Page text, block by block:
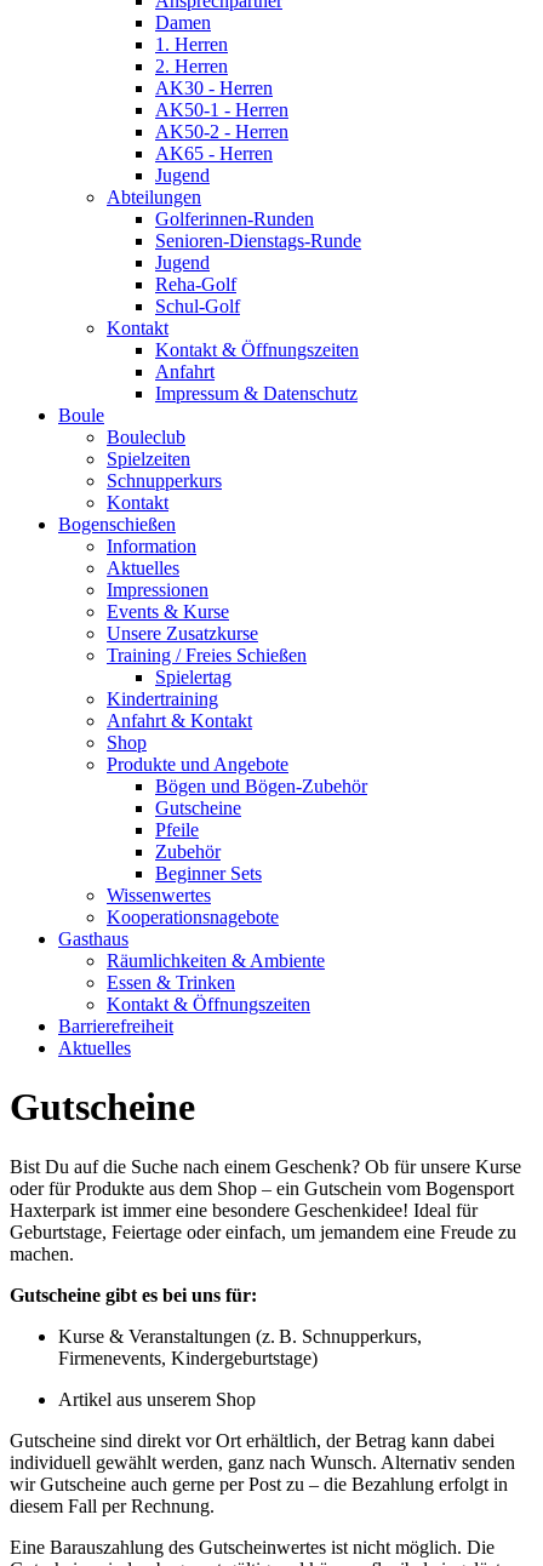
Damen
1. Herren
2. Herren
AK30 - Herren
AK50-1 - Herren
AK50-2 - Herren
AK65 - Herren
Jugend
Abteilungen
Golferinnen-Runden
Senioren-Dienstags-Runde
Jugend
Reha-Golf
Schul-Golf
Kontakt
Kontakt & Öffnungszeiten
Anfahrt
Impressum & Datenschutz
Boule
Bouleclub
Spielzeiten
Schnupperkurs
Kontakt
Bogenschießen
Information
Aktuelles
Impressionen
Events & Kurse
Unsere Zusatzkurse
Training / Freies Schießen
Spielertag
Kindertraining
Anfahrt & Kontakt
Shop
Produkte und Angebote
Bögen und Bögen-Zubehör
Gutscheine
Pfeile
Zubehör
Beginner Sets
Wissenwertes
Kooperationsnagebote
Gasthaus
Räumlichkeiten & Ambiente
Essen & Trinken
Kontakt & Öffnungszeiten
Barrierefreiheit
Aktuelles
Gutscheine
Bist Du auf die Suche nach einem Geschenk? Ob für unsere Kurse
oder für Produkte aus dem Shop – ein Gutschein vom Bogensport
Haxterpark ist immer eine besondere Geschenkidee! Ideal für
Geburtstage, Feiertage oder einfach, um jemandem eine Freude zu
machen.
Gutscheine gibt es bei uns für:
Kurse & Veranstaltungen (z. B. Schnupperkurs,
Firmenevents, Kindergeburtstage)
Artikel aus unserem Shop
Gutscheine sind direkt vor Ort erhältlich, der Betrag kann dabei
individuell gewählt werden, ganz nach Wunsch. Alternativ senden
wir Gutscheine auch gerne per Post zu – die Bezahlung erfolgt in
diesem Fall per Rechnung.
Eine Barauszahlung des Gutscheinwertes ist nicht möglich. Die